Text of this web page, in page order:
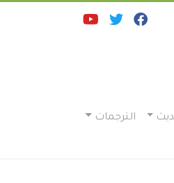
الترجمات